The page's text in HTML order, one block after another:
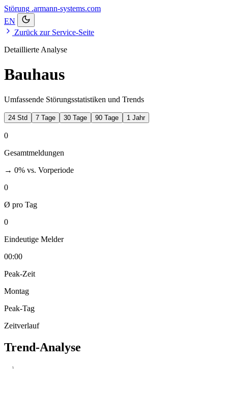
Störung .armann-systems.com
EN
Zurück zur Service-Seite
Detaillierte Analyse
Bauhaus
Umfassende Störungsstatistiken und Trends
24 Std 7 Tage 30 Tage 90 Tage 1 Jahr
0
Gesamtmeldungen
→ 0% vs. Vorperiode
0
Ø pro Tag
0
Eindeutige Melder
00:00
Peak-Zeit
Montag
Peak-Tag
Zeitverlauf
Trend-Analyse
5